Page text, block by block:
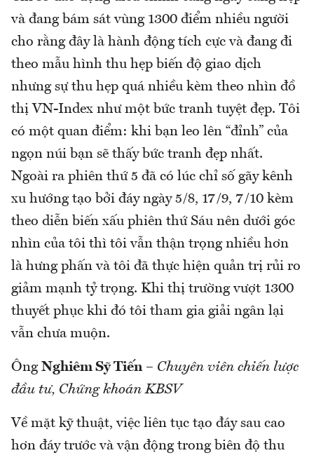
và đang bám sát vùng 1300 điểm nhiều người
cho rằng đây là hành động tích cực và đang đi
theo mẫu hình thu hẹp biến độ giao dịch
nhưng sự thu hẹp quá nhiều kèm theo nhìn đồ
thị VN-Index như một bức tranh tuyệt đẹp. Tôi
có một quan điểm: khi bạn leo lên “đỉnh” của
ngọn núi bạn sẽ thấy bức tranh đẹp nhất.
Ngoài ra phiên thứ 5 đã có lúc chỉ số gãy kênh
xu hướng tạo bởi đáy ngày 5/8, 17/9, 7/10 kèm
theo diễn biến xấu phiên thứ Sáu nên dưới góc
nhìn của tôi thì tôi vẫn thận trọng nhiều hơn
là hưng phấn và tôi đã thực hiện quản trị rủi ro
giảm mạnh tỷ trọng. Khi thị trường vượt 1300
thuyết phục khi đó tôi tham gia giải ngân lại
vẫn chưa muộn.
Ông Nghiêm Sỹ Tiến– Chuyên viên chiến lược
đầu tư, Chứng khoán KBSV
Về mặt kỹ thuật, việc liên tục tạo đáy sau cao
hơn đáy trước và vận động trong biên độ thu